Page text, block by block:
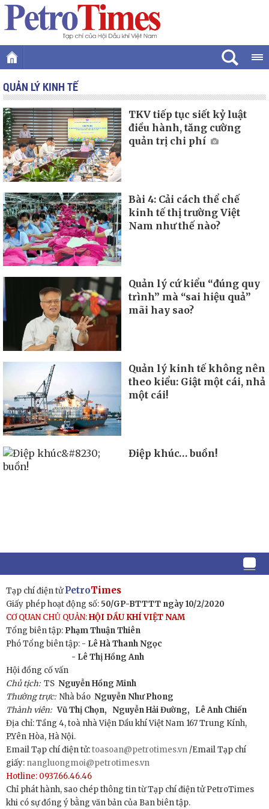
QUẢN LÝ KINH TẾ
TKV tiếp tục siết kỷ luật
điều hành, tăng cường
quản trị chi phí
Bài 4: Cải cách thể chế
kinh tế thị trường Việt
Nam như thế nào?
Quản lý cứ kiểu “đúng quy
trình” mà “sai hiệu quả”
mãi hay sao?
Quản lý kinh tế không nên
theo kiểu: Giật một cái, nhả
một cái!
Điệp khúc… buồn!
Tạp chí điện tửPetroTimes
Giấy phép hoạt động số: 50/GP-BTTTT ngày 10/2/2020
CƠ QUAN CHỦ QUẢN:HỘI DẦU KHÍ VIỆT NAM
Tổng biên tập: Phạm Thuận Thiên
Phó Tổng biên tập: - Lê Hà Thanh Ngọc
- Lê Thị Hồng Anh
Hội đồng cố vấn
Chủ tịch:TS Nguyễn Hồng Minh
Thường trực: Nhà báo Nguyễn Như Phong
Thành viên: Vũ Thị Chọn, Nguyễn Hải Đường,
Lê Anh Chiến
Địa chỉ: Tầng 4, toà nhà Viện Dầu khí Việt Nam 167 Trung Kính,
P.Yên Hòa, Hà Nội.
Email Tạp chí điện tử:toasoan@petrotimes.vn/Email Tạp chí
giấy: nangluongmoi@petrotimes.vn
Hotline: 0937.66.46.46
Chỉ phát hành, sao chép thông tin từ Tạp chí điện tử PetroTimes
khi có sự đồng ý bằng văn bản của Ban biên tập.